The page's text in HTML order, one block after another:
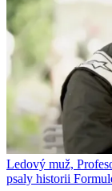
Ledový muž,
psaly historii